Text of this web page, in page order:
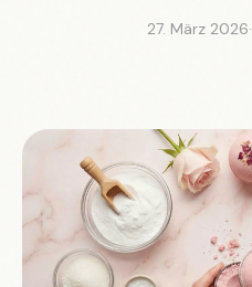
27. März 2026·